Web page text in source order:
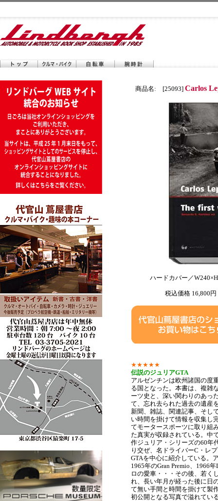
商品名: [25093] Carlos
ハードカバー／
税込価格 16,800円
★★★★★
伝説のジュリアGTA
アルゼンチンは欧州諸国の度
る国となった。本書は、複雑
ーツ史と、深い関わりのあっ
て、忘れ去られた過去の遺産
新聞、雑誌、関連記事、そし
い時間を掛けて情報を収集し
てモータースポーツに取り組
た真実が収録されている。中
作ジュリア・シリーズの60年
り交ぜ、名ドライバーC・レ
GTAを中心に紹介している。
1965年のGran Premio、1966
ロの愛車・・・その後、若く
れ、長い年月が経った後に日
て無い手間と時間を掛けて製
初公開となる写真で溢れてい